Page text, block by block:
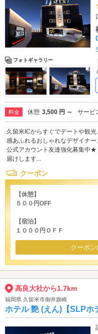
フォトギャラリー
料金 休憩 3,500 円 ～ サービ
久留米ICからすぐでデートや観
感あふれるおしゃれなデザイナ
公式アカウント友達強化募集中★
届けします...
クーポン
【休憩】
５００円OFF
【宿泊】
１０００円ＯＦＦ
クーポ
高良大社から1.7km
福岡県 久留米市御井旗崎
ホテル 艶 (えん)【SLPホ